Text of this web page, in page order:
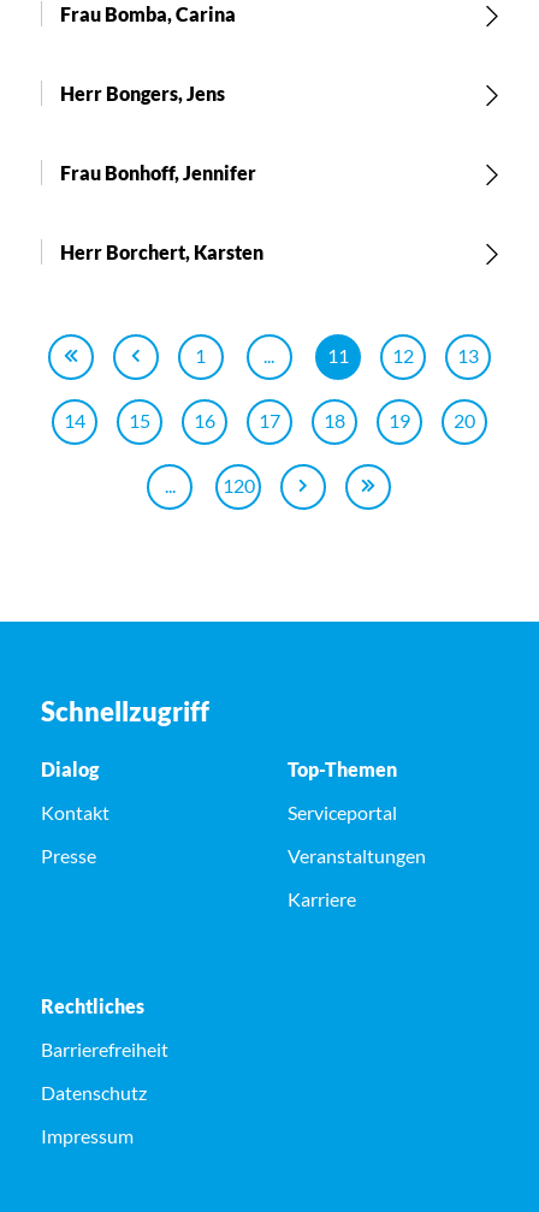
Frau Bomba, Carina
Herr Bongers, Jens
Frau Bonhoff, Jennifer
Herr Borchert, Karsten
1 11 12 13
14 15 16 17 18 19 20
120
Schnellzugriff
Dialog
Kontakt
Presse
Top-Themen
Serviceportal
Veranstaltungen
Karriere
Rechtliches
Barrierefreiheit
Datenschutz
Impressum